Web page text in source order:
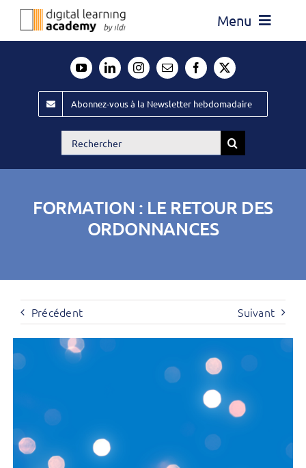
Passer
Menu
Évènements ILDI
Offres d’emploi
Publiez
Abonnez-vous à la Newsletter hebdomadaire
Rechercher:
FORMATION : LE RETOUR DES
ORDONNANCES
Précédent Suivant